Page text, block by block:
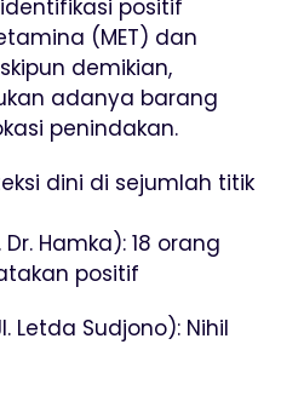
positif
(MET) dan
demikian,
adanya barang
penindakan.
dini di sejumlah titik
Hamka): 18 orang
positif
Letda Sudjono): Nihil